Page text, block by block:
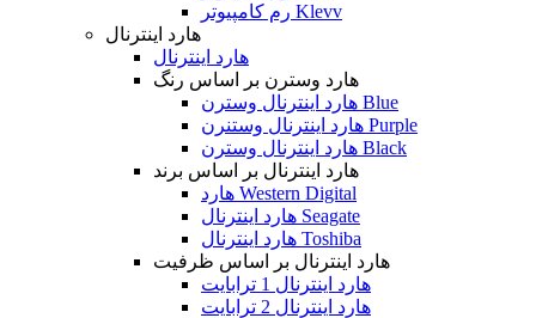
رم کامپیوتر Klevv
هارد اینترنال
هارد اینترنال
هارد وسترن بر اساس رنگ
هارد اینترنال وسترن Blue
هارد اینترنال وستنرن Purple
هارد اینترنال وسترن Black
هارد اینترنال بر اساس برند
هارد Western Digital
هارد اینترنال Seagate
هارد اینترنال Toshiba
هارد اینترنال بر اساس ظرفیت
هارد اینترنال 1 ترابایت
هارد اینترنال 2 ترابایت